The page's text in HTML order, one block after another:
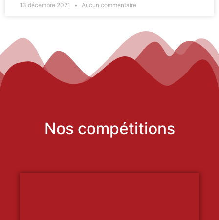
13 décembre 2021 Aucun commentaire
Nos compétitions